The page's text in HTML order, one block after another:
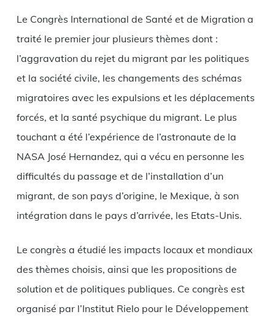
Le Congrès International de Santé et de Migration a
traité le premier jour plusieurs thèmes dont :
l’aggravation du rejet du migrant par les politiques
et la société civile, les changements des schémas
migratoires avec les expulsions et les déplacements
forcés, et la santé psychique du migrant. Le plus
touchant a été l’expérience de l’astronaute de la
NASA José Hernandez, qui a vécu en personne les
difficultés du passage et de l’installation d’un
migrant, de son pays d’origine, le Mexique, à son
intégration dans le pays d’arrivée, les Etats-Unis.
Le congrès a étudié les impacts locaux et mondiaux
des thèmes choisis, ainsi que les propositions de
solution et de politiques publiques. Ce congrès est
organisé par l’Institut Rielo pour le Développement